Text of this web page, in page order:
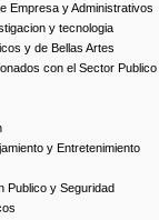
Empresa y Administrativos
y tecnologia
y de Bellas Artes
con el Sector Publico
y Entretenimiento
Publico y Seguridad